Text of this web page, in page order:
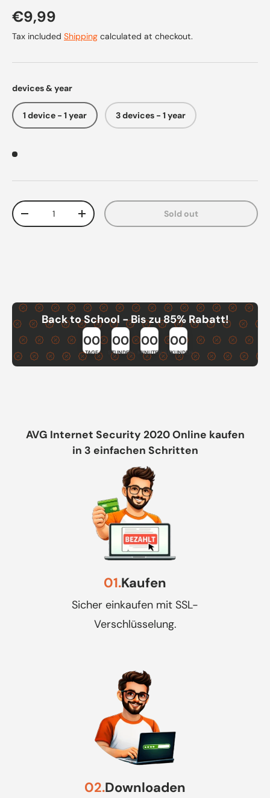
Regular price
€9,99
Tax included Shipping calculated at checkout.
devices & year
1 device - 1 year 3 devices - 1 year
Qty
Decrease quantityIncrease quantity Sold out
Back to School - Bis zu 85% Rabatt!
00
TAGE
00
STUNDEN
00
MINUTEN
00
SEKUNDEN
AVG Internet Security 2020 Online kaufen
in 3 einfachen Schritten
01.Kaufen
Sicher einkaufen mit SSL-
Verschlüsselung.
02.Downloaden